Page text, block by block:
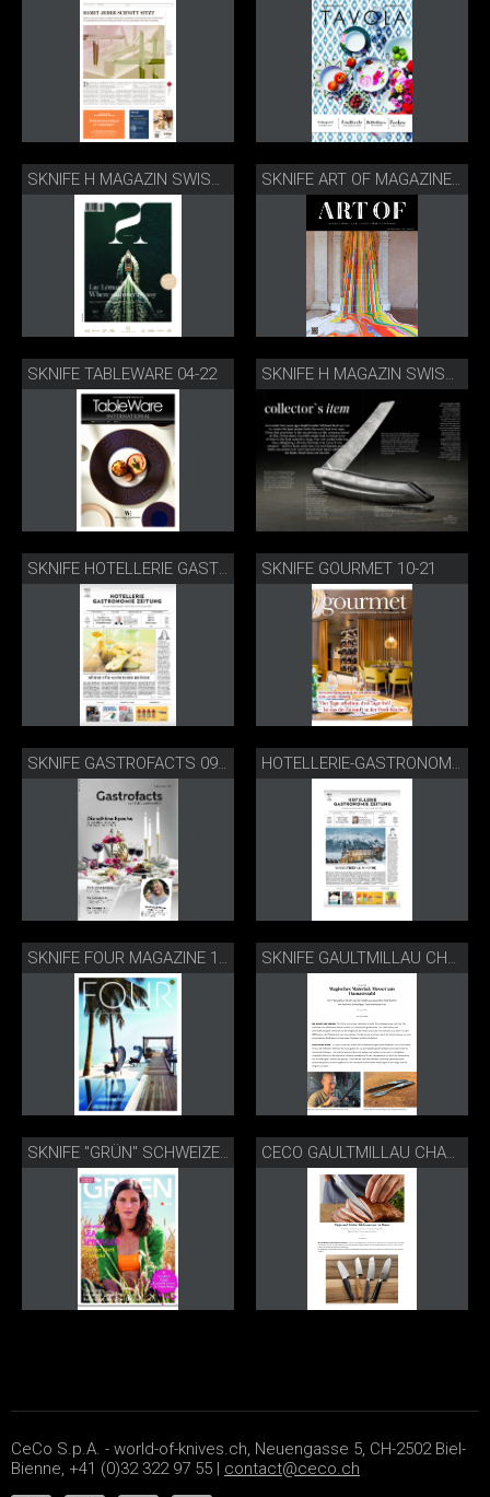
SKNIFE TABLEWARE 04-22
SKNIFE GOURMET 10-21
CeCo S.p.A. - world-of-knives.ch, Neuengasse 5, CH-2502 Biel-
Bienne, +41 (0)32 322 97 55 | contact@ceco.ch